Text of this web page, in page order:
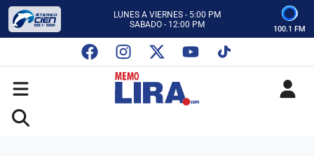
LUNES A VIERNES - 5:00 PM
SABADO - 12:00 PM
CON MEMO LIRA Y SU EQUIPO
LUNES A VIERNES - 5:00 PM
SABADO - 12:00 PM
100.1 FM